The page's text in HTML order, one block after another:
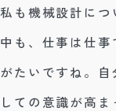
私も機械設計に
中も、仕事は仕
がたいですね。
しての意識が高ま